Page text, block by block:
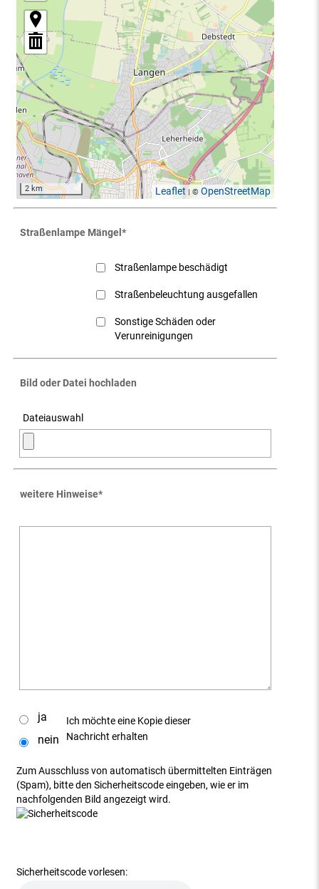
2 km Leaflet| © OpenStreetMap
Straßenlampe Mängel*
Straßenlampe beschädigt
Straßenbeleuchtung ausgefallen
Sonstige Schäden oder
Verunreinigungen
Bild oder Datei hochladen
Dateiauswahl
weitere Hinweise*
Ich möchte eine Kopie dieser
Nachricht erhalten
ja
nein
Zum Ausschluss von automatisch übermittelten Einträgen
(Spam), bitte den Sicherheitscode eingeben, wie er im
nachfolgenden Bild angezeigt wird.
Sicherheitscode vorlesen: